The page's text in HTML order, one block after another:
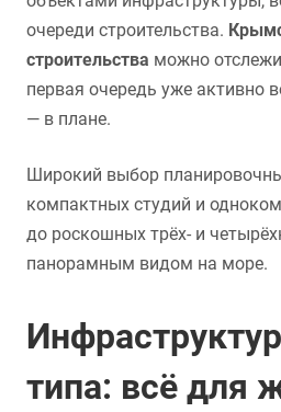
очереди строительства.
строительства можно
первая очередь уже активно
— в плане.
Широкий выбор
компактных студий и
до роскошных трёх- и
панорамным видом на море.
типа: всё для